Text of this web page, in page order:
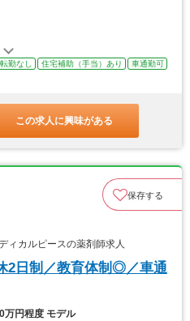
勤なし 住宅補助（手当）あり
車通勤可
この求人に興味がある
保存する
カルピースの薬剤師求人
2日制／教育体制◎／車通
万円程度 モデル